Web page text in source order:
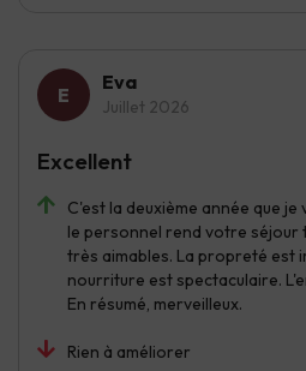
Eva
Juillet 2026
C'est la deuxième année que
le personnel rend votre séjour
très aimables. La propreté est
nourriture est spectaculaire.
En résumé, merveilleux.
Rien à améliorer
Excellent